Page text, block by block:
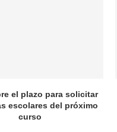
el plazo para solicitar
escolares del próximo
curso